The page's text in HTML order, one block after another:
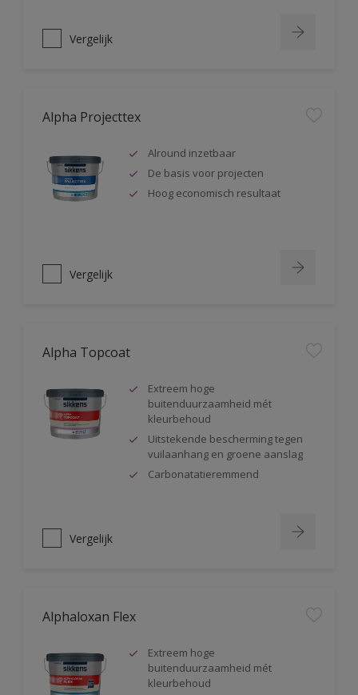
Vergelijk
Alpha Projecttex
Alround inzetbaar
De basis voor projecten
Hoog economisch resultaat
Vergelijk
Alpha Topcoat
Extreem hoge
buitenduurzaamheid mét
kleurbehoud
Uitstekende bescherming tegen
vuilaanhang en groene aanslag
Carbonatatieremmend
Vergelijk
Alphaloxan Flex
Extreem hoge
buitenduurzaamheid mét
kleurbehoud